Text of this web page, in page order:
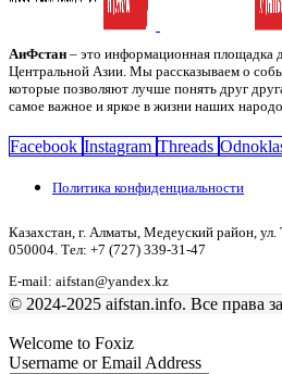
АиФстан – это информационная площадка
Центральной Азии. Мы рассказываем о
которые позволяют лучше понять друг
самое важное и яркое в жизни наших
Facebook Instagram Threads
Политика конфиденциальности
Казахстан, г. Алматы, Медеуский район, ул.
050004. Тел: +7 (727) 339-31-47
E-mail: aifstan@yandex.kz
© 2024-2025 aifstan.info. Все права
Welcome to Foxiz
Username or Email Address